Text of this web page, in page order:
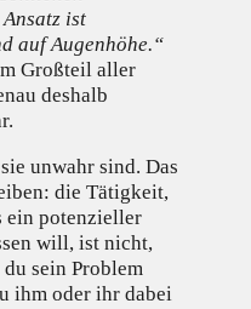
ist
auf Augenhöhe.“
Großteil aller
deshalb
unwahr sind. Das
die Tätigkeit,
ein potenzieller
will, ist nicht,
sein Problem
ihm oder ihr dabei